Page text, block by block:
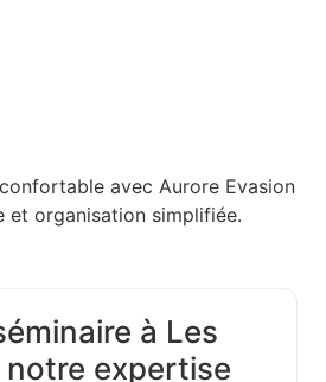
avec Aurore Evasion
et organisation simplifiée.
à Les
notre expertise